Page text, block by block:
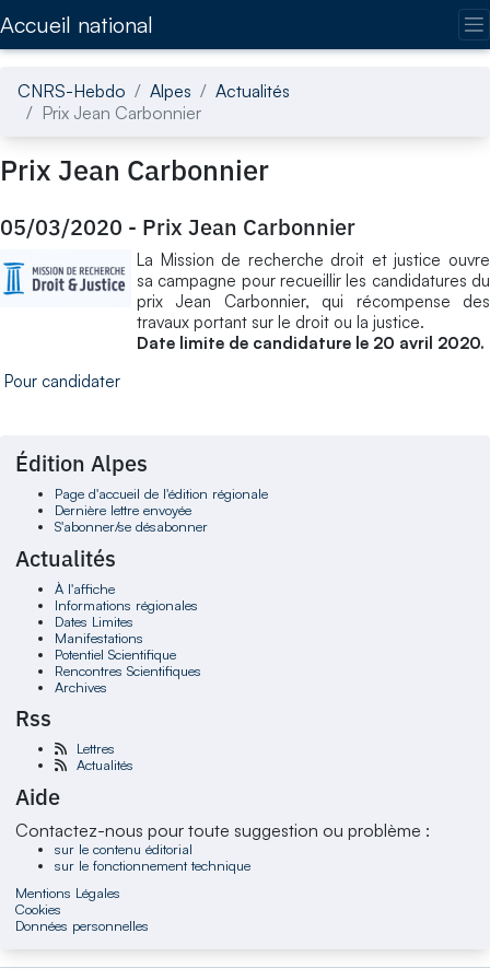
Accueil national
CNRS-Hebdo Alpes
Actualités
Prix Jean Carbonnier
Prix Jean Carbonnier
05/03/2020 - Prix Jean Carbonnier
La Mission de recherche droit et justice ouvre
sa campagne pour recueillir les candidatures du
prix Jean Carbonnier, qui récompense des
travaux portant sur le droit ou la justice.
Date limite de candidature le 20 avril 2020.
Pour candidater
Édition Alpes
Page d'accueil de l'édition régionale
Dernière lettre envoyée
S'abonner/se désabonner
Actualités
À l'affiche
Informations régionales
Dates Limites
Manifestations
Potentiel Scientifique
Rencontres Scientifiques
Archives
Rss
Lettres
Actualités
Aide
Contactez-nous pour toute suggestion ou problème :
sur le contenu éditorial
sur le fonctionnement technique
Mentions Légales
Cookies
Données personnelles